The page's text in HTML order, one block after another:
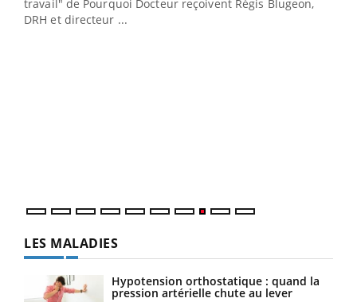
travail" de Pourquoi Docteur reçoivent Régis Blugeon,
DRH et directeur ...
LES MALADIES
Hypotension orthostatique : quand la
pression artérielle chute au lever